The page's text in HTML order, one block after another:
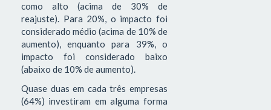
como alto (acima de 30% de
reajuste). Para 20%, o impacto foi
considerado médio (acima de 10% de
aumento), enquanto para 39%, o
impacto foi considerado baixo
(abaixo de 10% de aumento).
Quase duas em cada três empresas
(64%) investiram em alguma forma